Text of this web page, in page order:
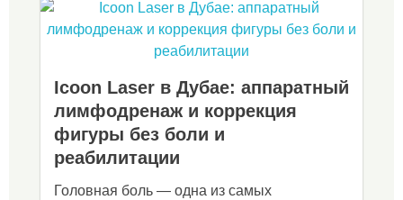
Icoon Laser в Дубае: аппаратный
лимфодренаж и коррекция
фигуры без боли и
реабилитации
Головная боль — одна из самых